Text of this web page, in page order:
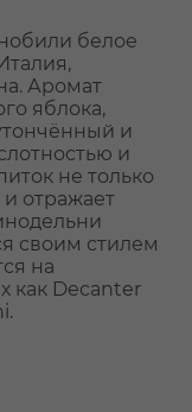
белое
Аромат
яблока,
и
и
не только
отражает
своим стилем
на
как Decanter